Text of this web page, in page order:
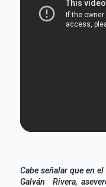
Cabe señalar que en
Galván Rivera,